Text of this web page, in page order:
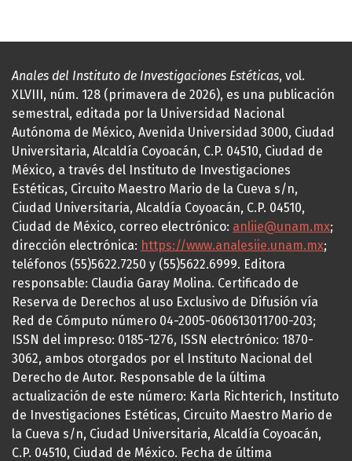
Anales del Instituto de Investigaciones Estéticas, vol.
XLVIII, núm. 128 (primavera de 2026), es una publicación
semestral, editada por la Universidad Nacional
Autónoma de México, Avenida Universidad 3000, Ciudad
Universitaria, Alcaldía Coyoacán, C.P. 04510, Ciudad de
México, a través del Instituto de Investigaciones
Estéticas, Circuito Maestro Mario de la Cueva s/n,
Ciudad Universitaria, Alcaldía Coyoacán, C.P. 04510,
Ciudad de México, correo electrónico: anliie@unam.mx;
dirección electrónica: https://www.analesiie.unam.mx;
teléfonos (55)5622.7250 y (55)5622.6999. Editora
responsable: Claudia Garay Molina. Certificado de
Reserva de Derechos al uso Exclusivo de Difusión vía
Red de Cómputo número 04-2005-060613011700-203;
ISSN del impreso: 0185-1276, ISSN electrónico: 1870-
3062, ambos otorgados por el Instituto Nacional del
Derecho de Autor. Responsable de la última
actualización de este número: Karla Richterich, Instituto
de Investigaciones Estéticas, Circuito Maestro Mario de
la Cueva s/n, Ciudad Universitaria, Alcaldía Coyoacán,
C.P. 04510, Ciudad de México. Fecha de última